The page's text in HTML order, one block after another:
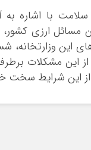
با اشاره به
مسائل ارزی
این
این مشکلات
از این شرایط سخت